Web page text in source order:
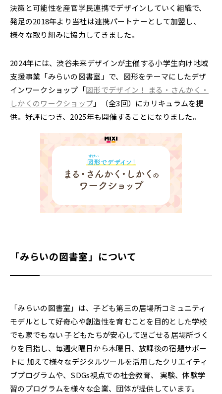
決策と可能性を産官学民連携でデザインしていく組織で、
発足の2018年より当社は連携パートナーとして加盟し、
様々な取り組みに協力してきました。
2024年には、渋谷未来デザインが主催する小学生向け地域
支援事業「みらいの図書室」で、図形をテーマにしたデザ
インワークショップ「図形でデザイン！ まる・さんかく・
しかくのワークショップ」（全3回）にカリキュラムを提
供。好評につき、2025年も開催することになりました。
「みらいの図書室」について
「みらいの図書室」は、子ども第三の居場所コミュニティ
モデルとして好奇心や創造性を育むことを目的とした学校
でも家でもない 子どもたちが安心して過ごせる居場所づく
りを目指し、毎週火曜日から木曜日、放課後の宿題サポー
トに 加えて様々なデジタルツールを活用したクリエイティ
ブプログラムや、SDGs視点での社会教育、 実験、体験学
習のプログラムを様々な企業、団体が提供しています。